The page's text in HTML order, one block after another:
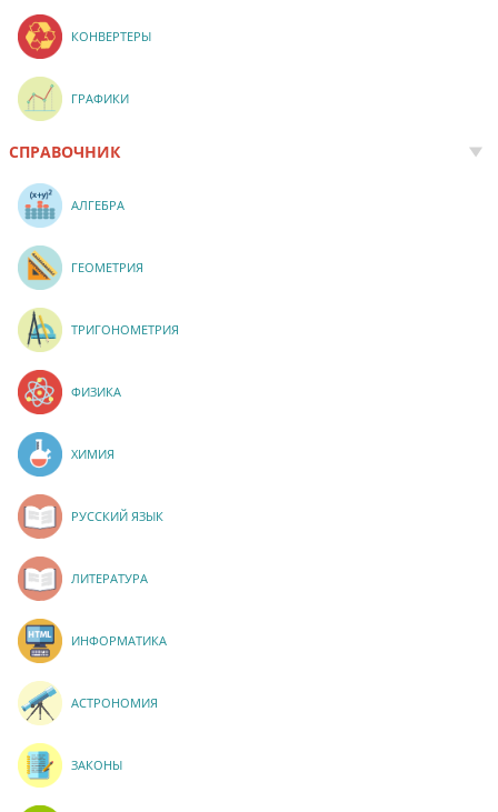
КОНВЕРТЕРЫ
ГРАФИКИ
СПРАВОЧНИК
АЛГЕБРА
ГЕОМЕТРИЯ
ТРИГОНОМЕТРИЯ
ФИЗИКА
ХИМИЯ
РУССКИЙ ЯЗЫК
ЛИТЕРАТУРА
ИНФОРМАТИКА
АСТРОНОМИЯ
ЗАКОНЫ